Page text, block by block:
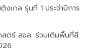
เกล รุ่นที่ 1 ประจำปีการ
ตร์ สจล. ร่วมเติมพื้นที่สี